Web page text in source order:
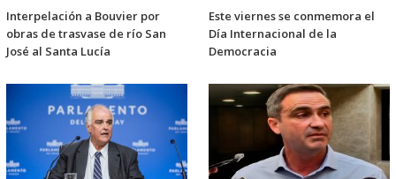
Interpelación a Bouvier por
obras de trasvase de río San
José al Santa Lucía
Este viernes se conmemora el
Día Internacional de la
Democracia